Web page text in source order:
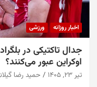
اخبار روزانه ورزشی
جدال تاکتیکی در
اوکراین عبور می‌کنند؟
تیر ۲۳, ۱۴۰۵ حمید رضا